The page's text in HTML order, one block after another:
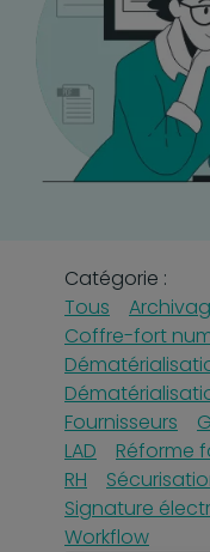
Catégorie :
Tous
Coffre-fort
Fournisseurs
LAD
Réforme
RH
Signature
Workflow